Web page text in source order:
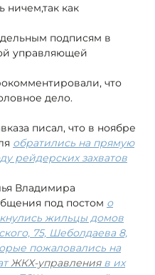
ничем,так как
подписям в
управляющей
что
дело.
писал, что в ноябре
обратились на прямую
рейдерских захватов
Владимира
под постом о
жильцы домов
75, Шеболдаева 8,
пожаловались на
ЖКХ-управленияв их